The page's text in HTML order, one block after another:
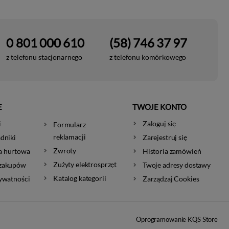
0 801 000 610
z telefonu stacjonarnego
(58) 746 37 97
z telefonu komórkowego
hurtowa
Formularz
reklamacji
Zwroty
Zużyty elektrosprzęt
Katalog kategorii
TWOJE KONTO
Zaloguj się
Zarejestruj się
Historia zamówień
Twoje adresy dostawy
Zarządzaj Cookies
Oprogramowanie KQS Store